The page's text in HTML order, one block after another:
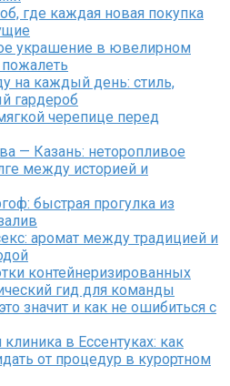
где каждая новая покупка
украшение в ювелирном
на каждый день: стиль,
гардероб
черепице перед
— Казань: неторопливое
между историей и
быстрая прогулка из
аромат между традицией и
контейнеризированных
гид для команды
значит и как не ошибиться с
в Ессентуках: как
от процедур в курортном